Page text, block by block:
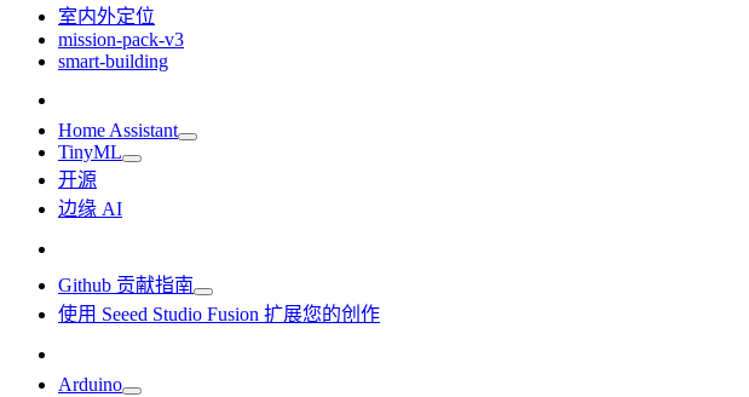
室内外定位
mission-pack-v3
smart-building
Home Assistant
TinyML
开源
边缘 AI
Github 贡献指南
使用 Seeed Studio Fusion 扩展您的创作
Arduino